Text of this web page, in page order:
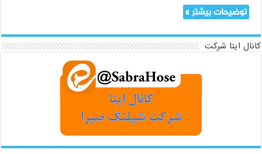
توضیحات بیشتر »
کانال ایتا شرکت